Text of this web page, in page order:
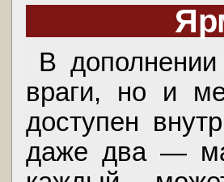
В
враги, но и
доступен
даже два —